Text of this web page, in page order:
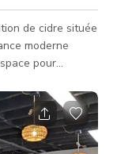
de cidre située
moderne
pour